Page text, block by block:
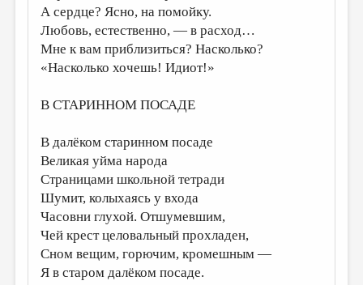
А сердце? Ясно, на помойку.
Любовь, естественно, — в расход…
Мне к вам приблизиться? Насколько?
«Насколько хочешь! Идиот!»
В СТАРИННОМ ПОСАДЕ
В далёком старинном посаде
Великая уйма народа
Страницами школьной тетради
Шумит, колыхаясь у входа
Часовни глухой. Отшумевшим,
Чей крест целовальный прохладен,
Сном вещим, горючим, кромешным —
Я в старом далёком посаде.